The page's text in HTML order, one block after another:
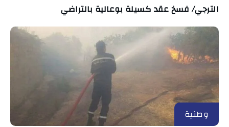
الترجي/ فسخ عقد كسيلة بوعالية بالتراضي
وطنية